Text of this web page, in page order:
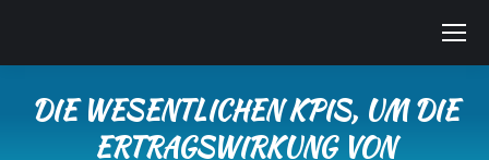
DIE WESENTLICHEN KPIS, UM DIE
ERTRAGSWIRKUNG VON